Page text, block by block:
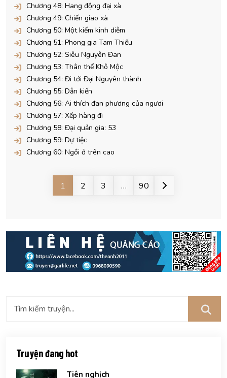
Chương 48: Hang động đại xà
Chương 49: Chiến giao xà
Chương 50: Một kiếm kinh diễm
Chương 51: Phong gia Tam Thiếu
Chương 52: Siêu Nguyên Đan
Chương 53: Thân thể Khô Mộc
Chương 54: Đi tới Đại Nguyên thành
Chương 55: Dẫn kiến
Chương 56: Ai thích đan phương của ngươi
Chương 57: Xếp hàng đi
Chương 58: Đại quản gia: 53
Chương 59: Dự tiệc
Chương 60: Ngồi ở trên cao
1 2 3 … 90
Truyện đang hot
Tiên nghịch